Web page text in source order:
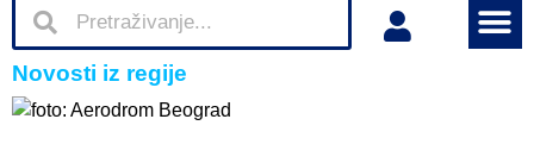
Novosti iz regije